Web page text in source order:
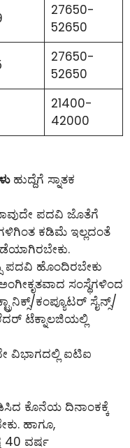
27650-
52650
27650-
52650
21400-
42000
ಹುದ್ದೆಗೆ ಸ್ನಾತಕ
ಪದವಿ ಜೊತೆಗೆ
ಕಡಿಮೆ ಇಲ್ಲದಂತೆ
ಪದವಿ ಹೊಂದಿರಬೇಕು
ಸಂಸ್ಥೆಗಳಿಂದ
ಕಂಪ್ಯೂಟರ್ ಸೈನ್ಸ್/
ಟೆಕ್ನಾಲಜಿಯಲ್ಲಿ
ವಿಭಾಗದಲ್ಲಿ ಐಟಿಐ
ಕೊನೆಯ ದಿನಾಂಕಕ್ಕೆ
ಹಾಗೂ,
40 ವರ್ಷ